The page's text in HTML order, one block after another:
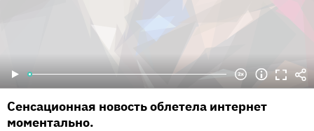
Сенсационная новость облетела интернет
моментально.